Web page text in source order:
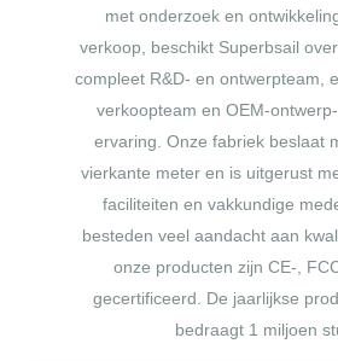
met onderzoek en
verkoop, beschikt Superbsail
compleet R&D- en ontwerpteam,
verkoopteam en OEM-
ervaring. Onze fabriek beslaat
vierkante meter en is uitgerust
faciliteiten en vakkundige
besteden veel aandacht aan
onze producten zijn CE-,
gecertificeerd. De jaarlijkse
bedraagt ​​1 miljoen